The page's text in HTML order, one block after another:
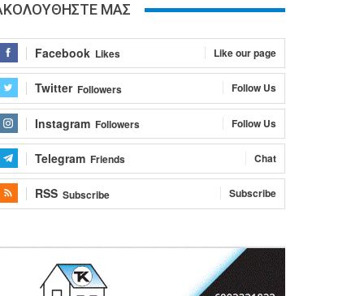
ΜΑΣ
Facebook Likes Like our page
Twitter Followers Follow Us
Instagram Followers Follow Us
Telegram Friends Chat
RSS Subscribe Subscribe